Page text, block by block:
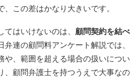
、この差はかなり大きいです。
てはいけないのは、 顧問契約を結
弁連の顧問料アンケート解説では
や、範囲を超える場合の扱いにつ
、顧問弁護士を持つうえで大事な